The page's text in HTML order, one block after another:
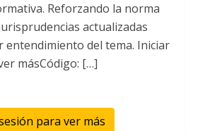
Reforzando la norma
actualizadas
entendimiento del tema. Iniciar
másCódigo: […]
para ver más